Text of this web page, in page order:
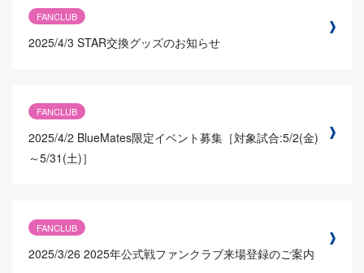
FANCLUB
2025/4/3 STAR交換グッズのお知らせ
FANCLUB
2025/4/2 BlueMates限定イベント募集［対象試合:5/2(金)
～5/31(土)］
FANCLUB
2025/3/26 2025年公式戦ファンクラブ来場登録のご案内